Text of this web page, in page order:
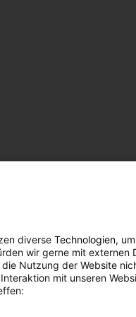
diverse Technologien,
wir gerne mit externen
Nutzung der Website
mit unseren